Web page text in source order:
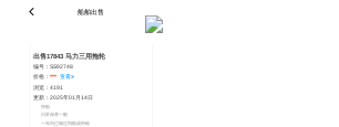
船舶出售
出售17843 马力三用拖轮
编号： SS92748
价格： *** 查看
浏览： 4191
更新： 2025年01月14日
停航
日常保养一般
一年内已做过坞检或特检